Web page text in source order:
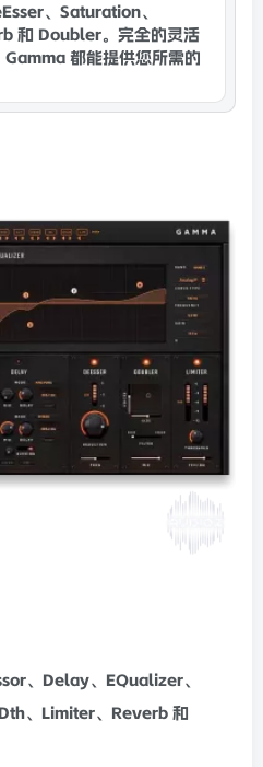
、Saturation、
和 Doubler。完全的灵活
都能提供您所需的
人声。易用
、Delay、 EQualizer、
th、Limiter、Reverb 和